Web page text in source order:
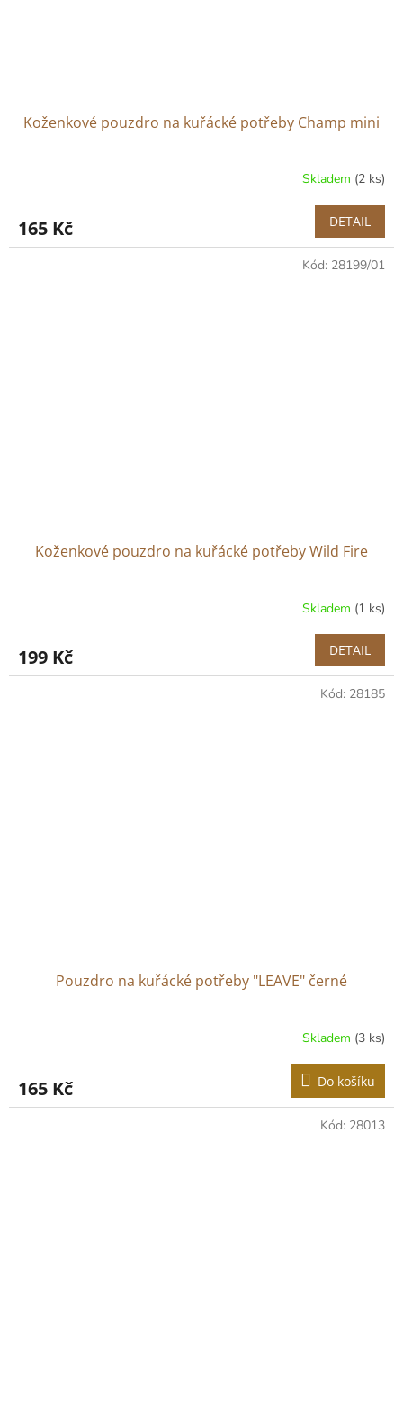
Koženkové pouzdro na kuřácké potřeby Champ mini
Skladem (2 ks)
165 Kč DETAIL
Koženkové pouzdro na kuřácké potřeby Wild Fire
Skladem (1 ks)
199 Kč DETAIL
Kód: 28199/01
Pouzdro na kuřácké potřeby "LEAVE" černé
Skladem (3 ks)
165 Kč Do košíku
Kód: 28185
Kód: 28013